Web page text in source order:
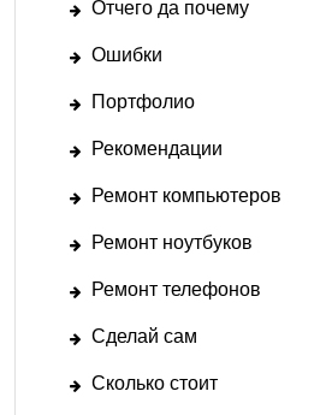
Отчего да почему
Ошибки
Портфолио
Рекомендации
Ремонт компьютеров
Ремонт ноутбуков
Ремонт телефонов
Сделай сам
Сколько стоит